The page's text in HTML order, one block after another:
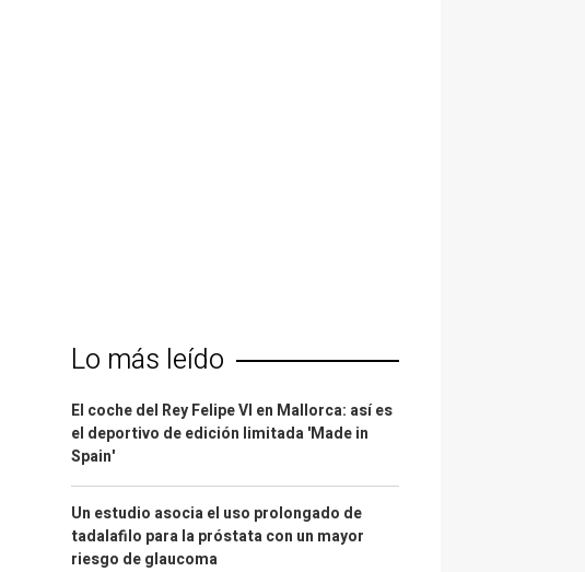
Lo más leído
El coche del Rey Felipe VI en Mallorca: así es
el deportivo de edición limitada 'Made in
Spain'
Un estudio asocia el uso prolongado de
tadalafilo para la próstata con un mayor
riesgo de glaucoma